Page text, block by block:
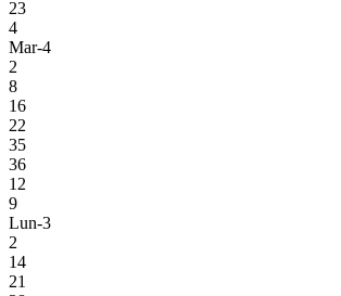
23
4
Mar-4
2
8
16
22
35
36
12
9
Lun-3
2
14
21